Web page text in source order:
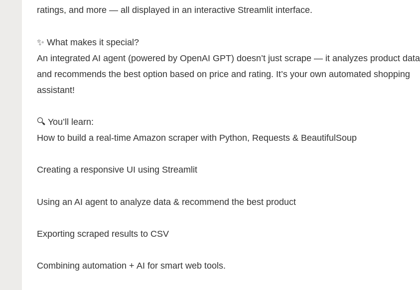
ratings, and more — all displayed in an interactive Streamlit interface.
✨ What makes it special?
An integrated AI agent (powered by OpenAI GPT) doesn’t just scrape — it analyzes product data
and recommends the best option based on price and rating. It’s your own automated shopping
assistant!
🔍 You’ll learn:
How to build a real-time Amazon scraper with Python, Requests & BeautifulSoup
Creating a responsive UI using Streamlit
Using an AI agent to analyze data & recommend the best product
Exporting scraped results to CSV
Combining automation + AI for smart web tools.